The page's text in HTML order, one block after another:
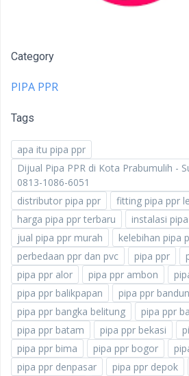
Category
PIPA PPR
Tags
apa itu pipa ppr
Dijual Pipa PPR di Kota Prabumulih -
0813-1086-6051
distributor pipa ppr
fitting pipa ppr
harga pipa ppr terbaru
instalasi
jual pipa ppr murah
kelebihan pipa
perbedaan ppr dan pvc
pipa ppr
pipa ppr alor
pipa ppr ambon
pipa ppr balikpapan
pipa ppr
pipa ppr bangka belitung
pipa ppr
pipa ppr batam
pipa ppr bekasi
pipa ppr bima
pipa ppr bogor
pipa ppr denpasar
pipa ppr depok